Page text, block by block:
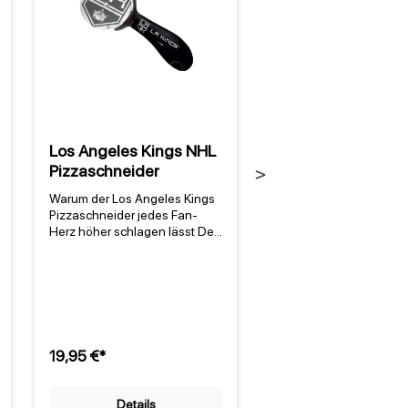
Los Angeles Kings NHL
Pizzaschneider
Warum der Los Angeles Kings
Pizzaschneider jedes Fan-
Herz höher schlagen lässt Der
Angeles für Leidenschaft und
Erfolg, und dieser offiziell
bringt diese Energie direkt auf
19,95 €*
Details
Next